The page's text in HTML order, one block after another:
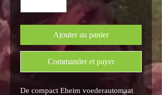
Ajouter au panier
Commander et payer
De compact Eheim voederautomaat